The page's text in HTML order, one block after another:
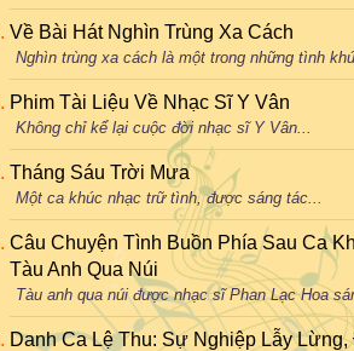
Về Bài Hát Nghìn Trùng Xa Cách
Nghìn trùng xa cách là một trong những tình
Phim Tài Liệu Về Nhạc Sĩ Y Vân
Không chỉ kể lại cuộc đời nhạc sĩ Y Vân...
Tháng Sáu Trời Mưa
Một ca khúc nhạc trữ tình, được sáng tác...
Câu Chuyện Tình Buồn Phía Sau Ca
Tàu Anh Qua Núi
Tàu anh qua núi được nhạc sĩ Phan Lạc Hoa
Danh Ca Lệ Thu: Sự Nghiệp Lẫy